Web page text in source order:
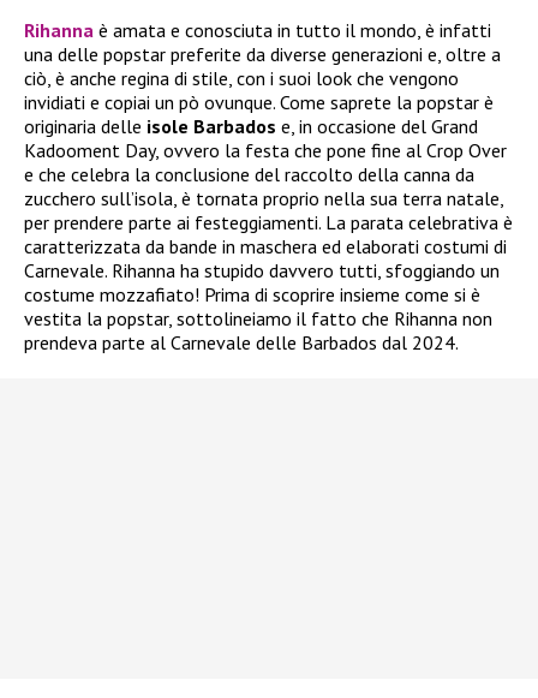
Rihanna è amata e conosciuta in tutto il mondo, è infatti
una delle popstar preferite da diverse generazioni e, oltre a
ciò, è anche regina di stile, con i suoi look che vengono
invidiati e copiai un pò ovunque. Come saprete la popstar è
originaria delle isole Barbados e, in occasione del Grand
Kadooment Day, ovvero la festa che pone fine al Crop Over
e che celebra la conclusione del raccolto della canna da
zucchero sull’isola, è tornata proprio nella sua terra natale,
per prendere parte ai festeggiamenti. La parata celebrativa è
caratterizzata da bande in maschera ed elaborati costumi di
Carnevale. Rihanna ha stupido davvero tutti, sfoggiando un
costume mozzafiato! Prima di scoprire insieme come si è
vestita la popstar, sottolineiamo il fatto che Rihanna non
prendeva parte al Carnevale delle Barbados dal 2024.